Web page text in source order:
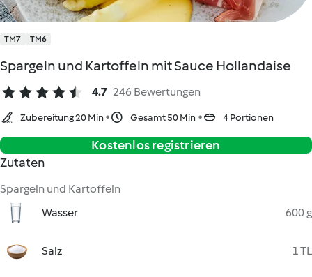
TM7 TM6
Spargeln und Kartoffeln mit Sauce Hollandaise
4.7 246 Bewertungen
Zubereitung 20 Min Gesamt 50 Min 4 Portionen
Kostenlos registrieren
Zutaten
Spargeln und Kartoffeln
Wasser
600 g
Salz 1 TL